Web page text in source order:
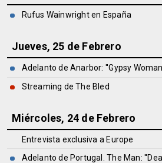
Rufus Wainwright en España
Jueves, 25 de Febrero
Adelanto de Anarbor: ''Gypsy
Streaming de The Bled
Miércoles, 24 de Febrero
Entrevista exclusiva a Europe
Adelanto de Portugal. The Man: